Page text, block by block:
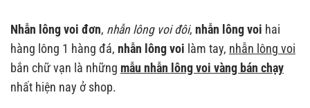
Nhẫn lông voi đơn, nhẫn lông voi đôi, nhẫn lông voi hai
hàng lông 1 hàng đá, nhẫn lông voi làm tay, nhẫn lông voi
bắn chữ vạn là những mẫu nhẫn lông voi vàng bán chạy
nhất hiện nay ở shop.